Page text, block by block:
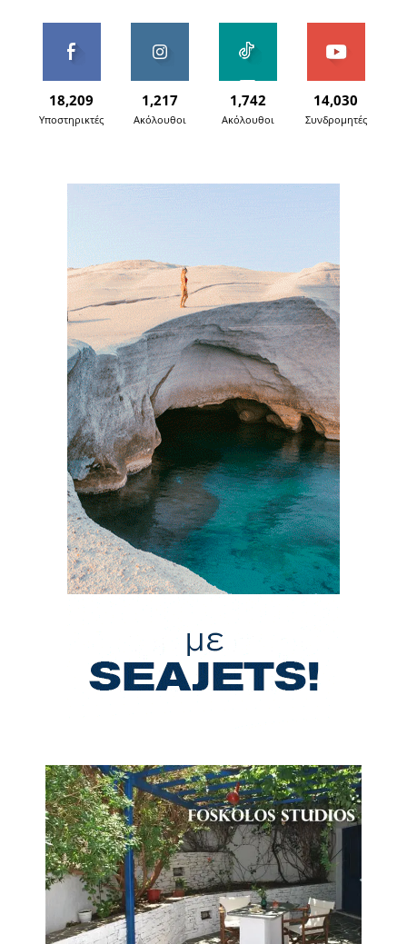
18,209
Υποστηρικτές
1,217
Ακόλουθοι
1,742
Ακόλουθοι
14,030
Συνδρομητές